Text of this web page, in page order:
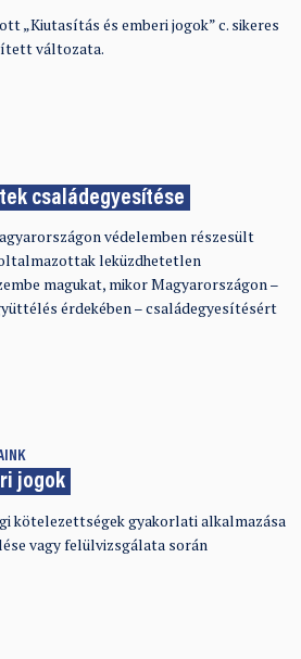
„Kiutasítás és emberi jogok” c. sikeres
változata.
családegyesítése
védelemben részesült
leküzdhetetlen
magukat, mikor Magyarországon –
érdekében – családegyesítésért
jogok
kötelezettségek gyakorlati alkalmazása
vagy felülvizsgálata során